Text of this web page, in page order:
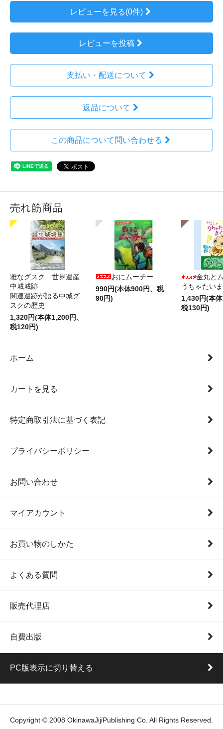
レビューを見る(0件)
レビューを投稿
支払い・配送について
返品について
この商品について問い合わせる
売れ筋商品
雅なグスク 世界遺産
中城城跡
関連遺跡が語る中城グ
スクの歴史
1,320円(本体1,200円、
税120円)
おにムーチー
990円(本体900円、税
90円)
金丸と
うちゃたい
1,430円(本
税130円)
ホーム
カートを見る
特定商取引法に基づく表記
プライバシーポリシー
お問い合わせ
マイアカウント
お買い物のしかた
よくある質問
販売代理店
自費出版
PC版表示に切り替える
Copyright © 2008 OkinawaJijiPublishing Co. All Rights Reserved.